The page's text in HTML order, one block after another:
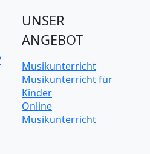
UNSER
ANGEBOT
Musikunterricht
Musikunterricht für
Kinder
Online
Musikunterricht